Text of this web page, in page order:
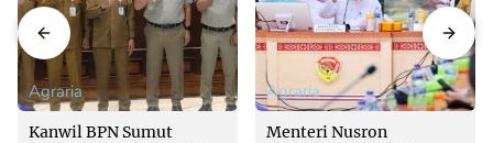
Agraria
Kanwil BPN Sumut
Agraria
Menteri Nusron